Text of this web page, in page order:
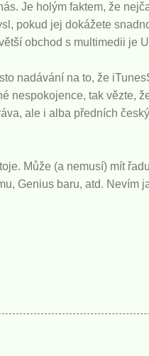
Je holým faktem, že
pokud jej dokážete
obchod s multimedii je
nadávání na to, že
nespokojence, tak vězte,
ale i alba předních
Může (a nemusí) mít
Genius baru, atd. Nevím